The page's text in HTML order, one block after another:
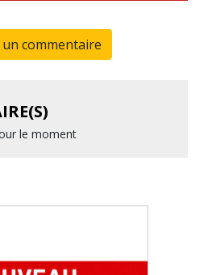
commentaire
le moment